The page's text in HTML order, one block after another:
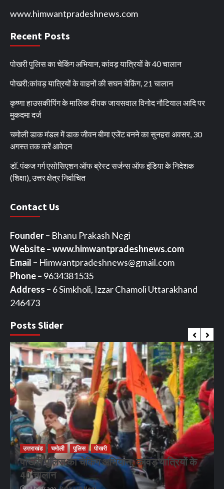
www.himwantpradeshnews.com
Recent Posts
पोखरी पुलिस का चेकिंग अभियान, कांवड़ यात्रियों के 40 चालान
पोखरी:कांवड़ यात्रियों के वाहनों की सघन चेकिंग, 21 चालान
कृष्णा हाउसकीपिंग के मालिक दीपक जायसवाल विनोद नौटियाल आदि पर
मुकदमा दर्ज
चमोली डाक मंडल में डाक जीवन बीमा एजेंट बनने का सुनहरा अवसर, 30
अगस्त तक करें आवेदन
डॉ. पंकज गर्ग एसोसिएशन ऑफ ब्रेस्ट सर्जन्स ऑफ इंडिया के निदेशक
(शिक्षा), उत्तर क्षेत्र निर्वाचित
Contact Us
Founder – Bhanu Prakash Negi
Website – www.himwantpradeshnews.com
Email – Himwantpradeshnews@gmail.com
Phone – 9634381535
Address – 6 Simkholi, Izzar Chamoli Uttarakhand
246473
Posts Slider
उत्तराखंड चमोली पुलिस पोखरी
पोखरी पुलिस का चेकिंग अभियान, कांवड़ यात्रियों के
40 चालान